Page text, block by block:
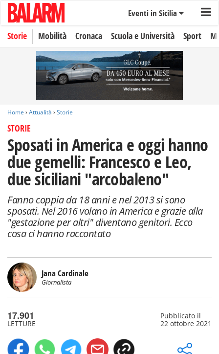
Eventi in Sicilia
Storie Mobilità Cronaca Scuola e Università Sport
Home › Attualità › Storie
STORIE
Sposati in America e oggi hanno
due gemelli: Francesco e Leo,
due siciliani "arcobaleno"
Fanno coppia da 18 anni e nel 2013 si sono
sposati. Nel 2016 volano in America e grazie alla
"gestazione per altri" diventano genitori. Ecco
cosa ci hanno raccontato
Jana Cardinale
Giornalista
17.901
LETTURE
Pubblicato il
22 ottobre 2021